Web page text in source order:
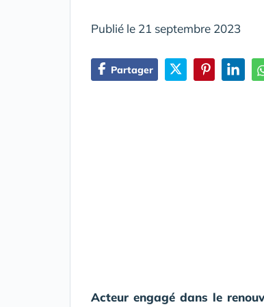
Publié le 21 septembre 2023
Partager
Acteur engagé dans le